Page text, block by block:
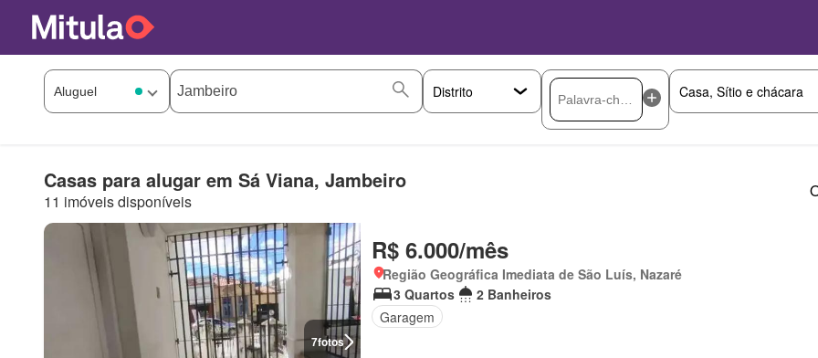
Casas para alugar em Sá Viana, Jambeiro
11 imóveis disponíveis
7fotos
R$ 6.000/mês
Região Geográfica Imediata de São Luís, Nazaré
3 Quartos
2 Banheiros
Garagem